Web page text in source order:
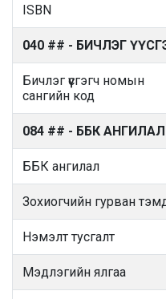
ISBN
040 ## - БИЧЛЭГ
Бичлэг үүсгэгч номын
сангийн код
084 ## - ББК АНГИЛАЛ
ББК ангилал
Зохиогчийн гурван
Нэмэлт тусгалт
Мэдлэгийн ялгаа